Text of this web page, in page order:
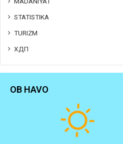
STATISTIKA
TURIZM
ХДП
OB HAVO